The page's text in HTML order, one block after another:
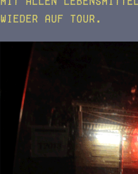
wieder auf Tour.